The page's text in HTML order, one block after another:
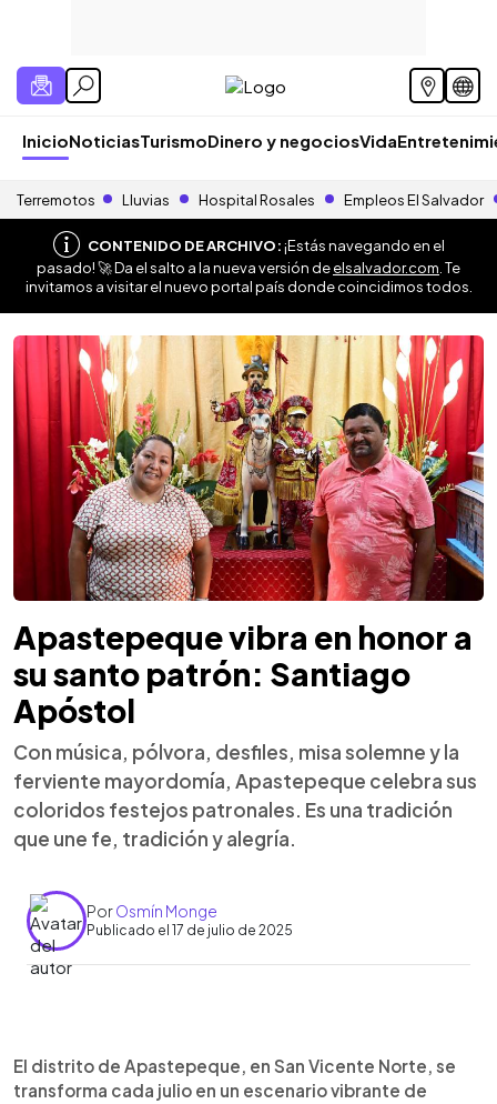
InicioNoticiasTurismoDinero y negociosVida
Terremotos Lluvias Hospital Rosales Empleos El Salvador
CONTENIDO DE ARCHIVO:¡Estás navegando en el
pasado! 🚀 Da el salto a la nueva versión deelsalvador.com . Te
invitamos a visitar el nuevo portal país donde coincidimos todos.
Apastepeque vibra en honor a
su santo patrón: Santiago
Apóstol
Con música, pólvora, desfiles, misa solemne y la
ferviente mayordomía, Apastepeque celebra sus
coloridos festejos patronales. Es una tradición
que une fe, tradición y alegría.
PorOsmín Monge
Publicado el 17 de julio de 2025
► Escuchar artículo
El distrito de Apastepeque, en San Vicente Norte, se
transforma cada julio en un escenario vibrante de